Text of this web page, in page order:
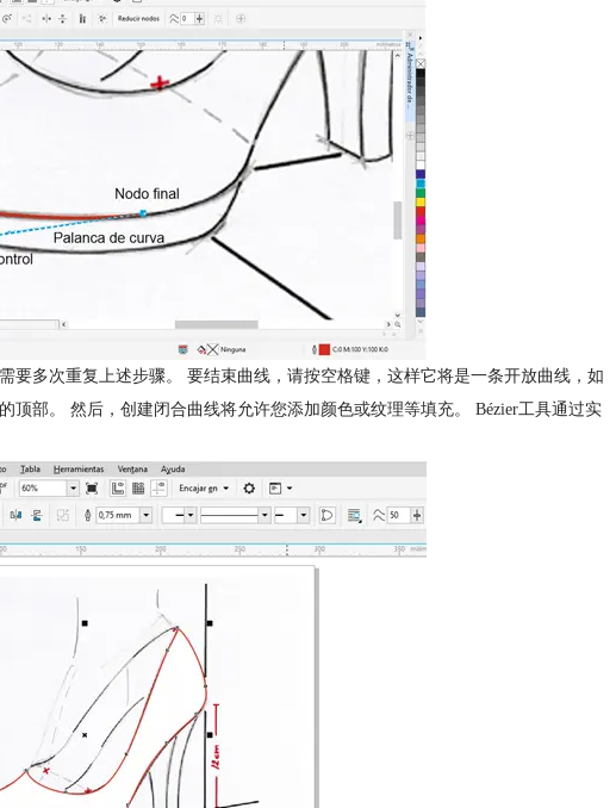
多次重复上述步骤。 要结束曲线，请按空格键，这样它将是一条开放曲线，如
部。 然后，创建闭合曲线将允许您添加颜色或纹理等填充。 Bézier工具通过实